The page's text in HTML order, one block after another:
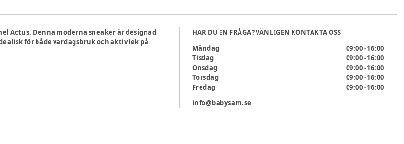
Actus. Denna moderna sneaker är designad
för både vardagsbruk och aktiv lek på
HAR DU EN FRÅGA? VÄNLIGEN KONTAKTA OSS
Måndag
09:00 - 16:00
Tisdag
09:00 - 16:00
Onsdag
09:00 - 16:00
Torsdag
09:00 - 16:00
Fredag
09:00 - 16:00
info@babysam.se